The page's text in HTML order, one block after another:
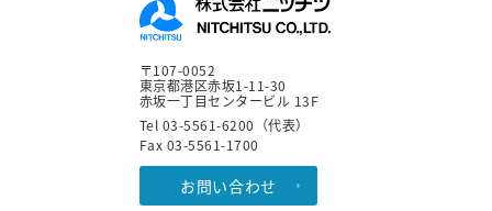
〒107-0052
東京都港区赤坂1-11-30
赤坂一丁目センタービル 13F
Tel 03-5561-6200（代表）
Fax 03-5561-1700
お問い合わせ